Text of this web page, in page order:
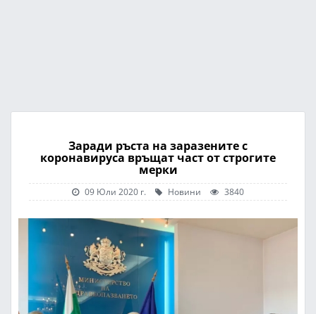
Заради ръста на заразените с
коронавируса връщат част от строгите
мерки
09 Юли 2020 г. Новини 3840